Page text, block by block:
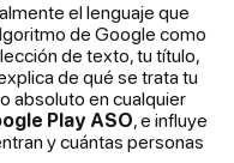
el lenguaje que
de Google como
de texto, tu título,
de qué se trata tu
absoluto en cualquier
Play ASO, e influye
y cuántas personas